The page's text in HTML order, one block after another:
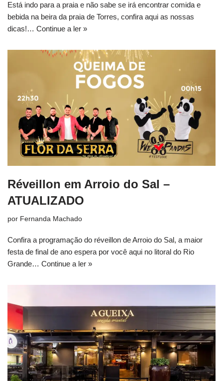
Está indo para a praia e não sabe se irá encontrar comida e
bebida na beira da praia de Torres, confira aqui as nossas
dicas!… Continue a ler »
Réveillon em Arroio do Sal –
ATUALIZADO
por Fernanda Machado
Confira a programação do réveillon de Arroio do Sal, a maior
festa de final de ano espera por você aqui no litoral do Rio
Grande… Continue a ler »